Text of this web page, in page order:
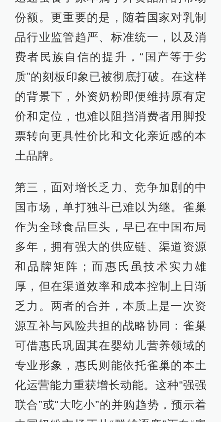
份额。更重要的是，随着国家对乳制
品行业监管趋严、标准统一，以及消
费者民族自信的提升，“国产等于劣
质”的刻板印象已被彻底打破。在这样
的背景下，外资奶粉即便维持原有定
价和定位，也难以阻挡消费者用脚投
票转向更具性价比和文化亲近感的本
土品牌。
第三，面对增长乏力、竞争加剧的中
国市场，单打独斗已难以为继。雀巢
作为全球食品巨头，早已在中国布局
多年，拥有强大的供应链、渠道资源
和品牌矩阵；而惠氏虽技术实力雄
厚，但在渠道效率和成本控制上日渐
乏力。两者的合并，本质上是一次资
源互补与风险共担的战略协同：雀巢
可借惠氏巩固其在婴幼儿营养领域的
专业形象，惠氏则能依托雀巢的本土
化运营能力重获增长动能。这种“强强
联合”或“大吃小”的并购趋势，预示着